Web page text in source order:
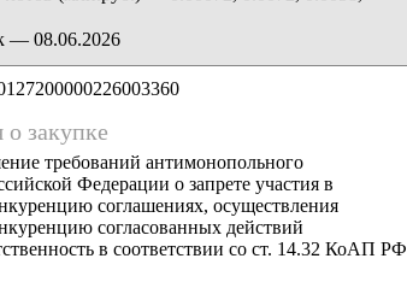
— 08.06.2026
закупке
требований антимонопольного
Федерации о запрете участия в
соглашениях, осуществления
согласованных действий
в соответствии со ст. 14.32 КоАП РФ